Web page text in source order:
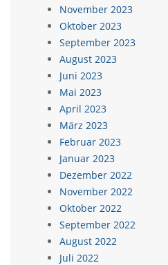
November 2023
Oktober 2023
September 2023
August 2023
Juni 2023
Mai 2023
April 2023
März 2023
Februar 2023
Januar 2023
Dezember 2022
November 2022
Oktober 2022
September 2022
August 2022
Juli 2022